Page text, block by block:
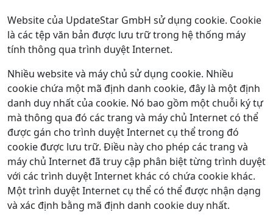
Website của UpdateStar GmbH sử dụng cookie. Cookie
là các tệp văn bản được lưu trữ trong hệ thống máy
tính thông qua trình duyệt Internet.
Nhiều website và máy chủ sử dụng cookie. Nhiều
cookie chứa một mã định danh cookie, đây là một định
danh duy nhất của cookie. Nó bao gồm một chuỗi ký tự
mà thông qua đó các trang và máy chủ Internet có thể
được gán cho trình duyệt Internet cụ thể trong đó
cookie được lưu trữ. Điều này cho phép các trang và
máy chủ Internet đã truy cập phân biệt từng trình duyệt
với các trình duyệt Internet khác có chứa cookie khác.
Một trình duyệt Internet cụ thể có thể được nhận dạng
và xác định bằng mã định danh cookie duy nhất.